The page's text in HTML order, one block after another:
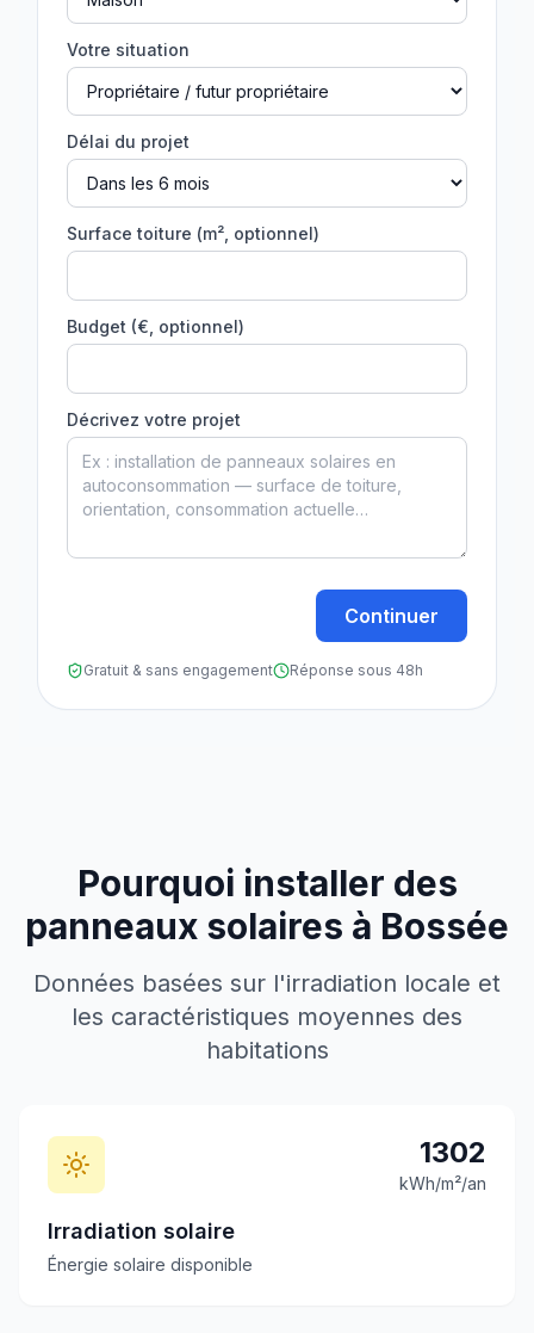
Votre situation
Délai du projet
Surface toiture (m², optionnel)
Budget (€, optionnel)
Décrivez votre projet
Continuer
Gratuit & sans engagement Réponse sous 48h
Pourquoi installer des
panneaux solaires à Bossée
Données basées sur l'irradiation locale et
les caractéristiques moyennes des
habitations
1302
kWh/m²/an
Irradiation solaire
Énergie solaire disponible